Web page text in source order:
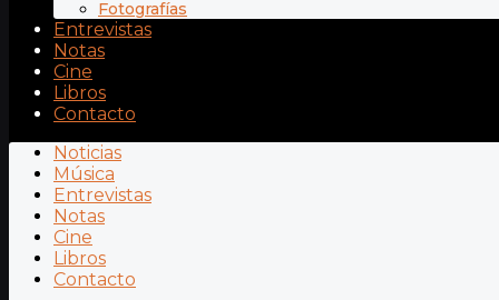
Fotografías
Entrevistas
Notas
Cine
Libros
Contacto
Noticias
Música
Entrevistas
Notas
Cine
Libros
Contacto